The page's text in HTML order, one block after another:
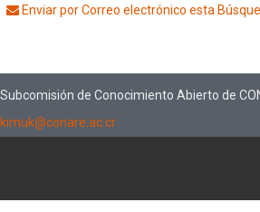
Enviar por Correo electrónico esta
Subcomisión de Conocimiento Abierto de
kimuk@conare.ac.cr